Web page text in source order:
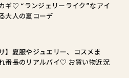
ギ♡ “ランジェリーライク”なアイ
大人の夏コーデ
】夏服やジュエリー、コスメま
番長のリアルバイ♡ お買い物近況